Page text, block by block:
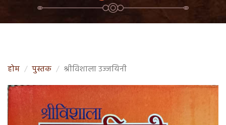
होम पुस्तक श्रीविशाला उज्जयिनी